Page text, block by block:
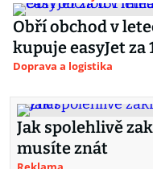
Obří obchod v
kupuje easyJet
Doprava a logistika
Jak spolehlivě
musíte znát